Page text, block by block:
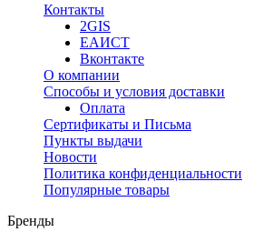
Контакты
2GIS
ЕАИСТ
Вконтакте
О компании
Способы и условия доставки
Оплата
Сертификаты и Письма
Пункты выдачи
Новости
Политика конфиденциальности
Популярные товары
Бренды